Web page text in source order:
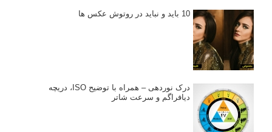
10 باید و نباید در روتوش عکس ها
درک نوردهی – همراه با توضیح ISO، دریچه
دیافراگم و سرعت شاتر